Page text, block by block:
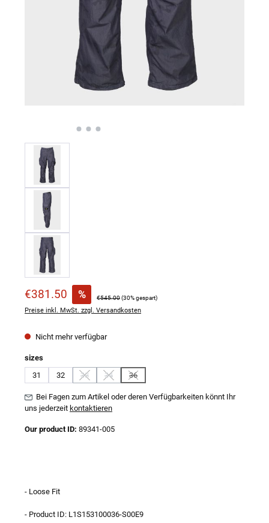
Verkaufspreis:
€381.50 % Regulärer Preis:
€545.00(30% gespart)
Preise inkl. MwSt. zzgl. Versandkosten
Nicht mehr verfügbar
sizesauswählen
31
32 33
(Diese Option ist zurzeit nicht verfügbar.)
34
(Diese Option ist zurzeit nicht verfügbar.)
36
(Diese Option ist zurzeit nicht verfügbar.)
Bei Fagen zum Artikel oder deren Verfügbarkeiten könnt Ihr
uns jederzeit kontaktieren
Our product ID: 89341-005
- Loose Fit
- Product ID: L1S153100036-S00E9